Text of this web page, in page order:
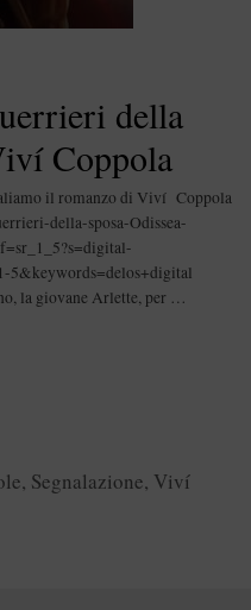
della
Coppola
il romanzo di Viví Coppola
della-sposa-Odissea-
5&keywords=delos+digital
la giovane Arlette, per …
, Segnalazione, Viví